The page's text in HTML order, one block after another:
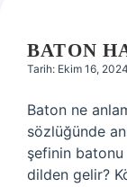
BATON
Tarih: Ekim 16, 2024
Baton ne
sözlüğünde
şefinin batonu
dilden gelir?